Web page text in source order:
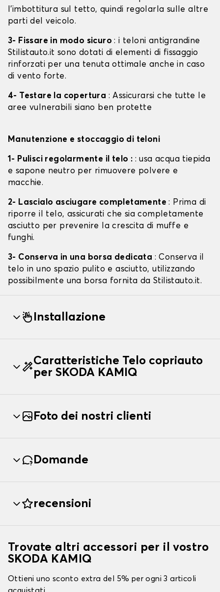
l'imbottitura sul tetto, quindi regolarla sulle altre
parti del veicolo.
3- Fissare in modo sicuro: i teloni antigrandine
Stilistauto.it sono dotati di elementi di fissaggio
rinforzati per una tenuta ottimale anche in caso
di vento forte.
4- Testare la copertura : Assicurarsi che tutte le
aree vulnerabili siano ben protette
Manutenzione e stoccaggio di teloni
1- Pulisci regolarmente il telo : : usa acqua tiepida
e sapone neutro per rimuovere polvere e
macchie.
2- Lascialo asciugare completamente: Prima di
riporre il telo, assicurati che sia completamente
asciutto per prevenire la crescita di muffe e
funghi.
3- Conserva in una borsa dedicata : Conserva il
telo in uno spazio pulito e asciutto, utilizzando
possibilmente una borsa fornita da Stilistauto.it.
Installazione
Caratteristiche Telo copriauto
per SKODA KAMIQ
Foto dei nostri clienti
Domande
recensioni
Trovate altri accessori per il vostro
SKODA KAMIQ
Ottieni uno sconto extra del 5% per ogni 3 articoli